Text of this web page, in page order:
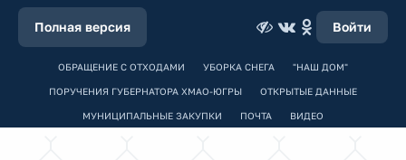
Полная версия Войти
ОБРАЩЕНИЕ С ОТХОДАМИ УБОРКА СНЕГА "НАШ ДОМ"
ПОРУЧЕНИЯ ГУБЕРНАТОРА ХМАО-ЮГРЫ ОТКРЫТЫЕ ДАННЫЕ
МУНИЦИПАЛЬНЫЕ ЗАКУПКИ ПОЧТА ВИДЕО